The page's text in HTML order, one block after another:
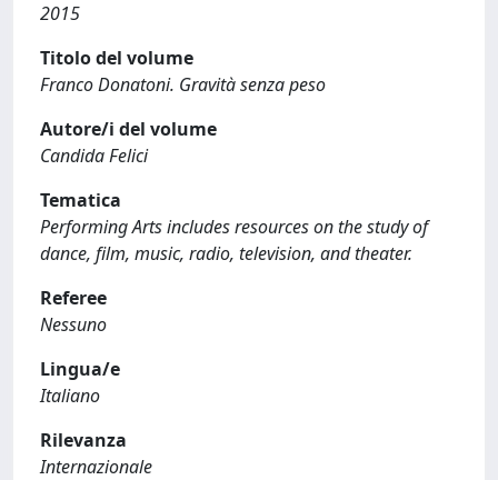
2015
Titolo del volume
Franco Donatoni. Gravità senza peso
Autore/i del volume
Candida Felici
Tematica
Performing Arts includes resources on the study of
dance, film, music, radio, television, and theater.
Referee
Nessuno
Lingua/e
Italiano
Rilevanza
Internazionale